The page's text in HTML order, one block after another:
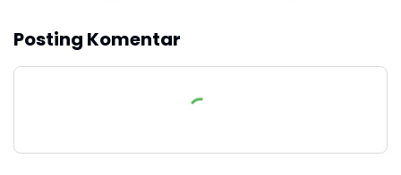
Posting Komentar